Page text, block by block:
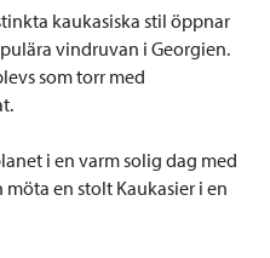
kaukasiska stil öppnar
vindruvan i Georgien.
som torr med
i en varm solig dag med
en stolt Kaukasier i en